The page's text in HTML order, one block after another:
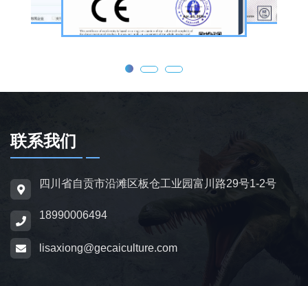
眨眼、张嘴吼叫、摆尾、行走、呼吸起伏等动
态效果，皮肤采用环保硅胶材质，还原史前恐
大型雕塑，覆盖霸王龙、三角龙、剑龙、长颈
龙、翼龙等常见品类，同时支持恐龙化石骨架
场景摆放。
为适配亲子游乐场景，公司推出恐龙电动车与
防滑车轮、限速装置及安全扶手，适用于乐
联系我们
四川省自贡市沿滩区板仓工业园富川路29号1-2号
18990006494
lisaxiong@gecaiculture.com